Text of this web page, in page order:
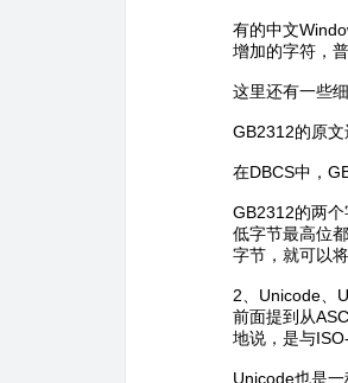
有的中文
增加的字符，
这里还有一些细
GB2312的原文
在DBCS中，
GB2312的两
低字节最高位
字节，就可以
2、Unicode、
前面提到从
地说，是与
Unicode也是